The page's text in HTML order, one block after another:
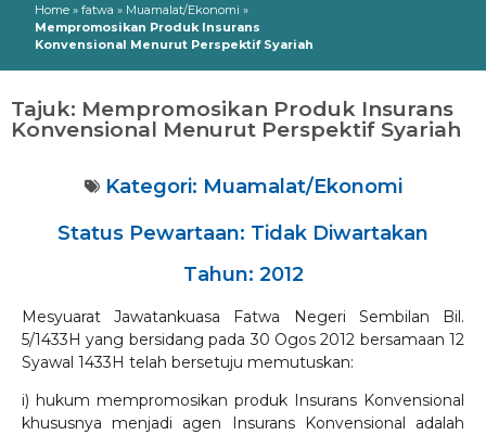
Home » fatwa » Muamalat/Ekonomi »
Mempromosikan Produk Insurans
Konvensional Menurut Perspektif Syariah
Tajuk: Mempromosikan Produk Insurans
Konvensional Menurut Perspektif Syariah
Kategori: Muamalat/Ekonomi
Status Pewartaan: Tidak Diwartakan
Tahun: 2012
Mesyuarat Jawatankuasa Fatwa Negeri Sembilan Bil.
5/1433H yang bersidang pada 30 Ogos 2012 bersamaan 12
Syawal 1433H telah bersetuju memutuskan:
i) hukum mempromosikan produk Insurans Konvensional
khususnya menjadi agen Insurans Konvensional adalah